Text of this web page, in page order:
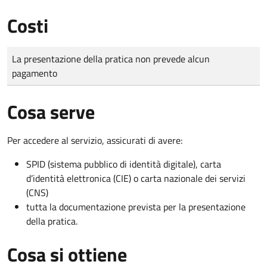
Costi
Tipo di pagamento
Importo
La presentazione della pratica non prevede alcun
pagamento
Cosa serve
Per accedere al servizio, assicurati di avere:
SPID (sistema pubblico di identità digitale), carta
d’identità elettronica (CIE) o carta nazionale dei servizi
(CNS)
tutta la documentazione prevista per la presentazione
della pratica.
Cosa si ottiene